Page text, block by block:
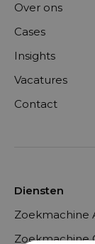
Over ons
Cases
Insights
Vacatures
Contact
Diensten
Zoekmachine
Zoekmachine